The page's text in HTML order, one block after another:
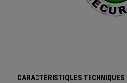
CARACTÉRISTIQUES TECHNIQUES